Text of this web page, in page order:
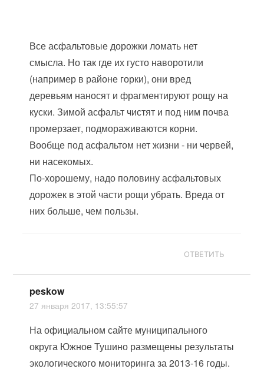
Все асфальтовые дорожки ломать нет
смысла. Но так где их густо наворотили
(например в районе горки), они вред
деревьям наносят и фрагментируют рощу на
куски. Зимой асфальт чистят и под ним почва
промерзает, подмораживаются корни.
Вообще под асфальтом нет жизни - ни червей,
ни насекомых.
По-хорошему, надо половину асфальтовых
дорожек в этой части рощи убрать. Вреда от
них больше, чем пользы.
ОТВЕТИТЬ
peskow
27 января 2017, 13:55:57
На официальном сайте муниципального
округа Южное Тушино размещены результаты
экологического мониторинга за 2013-16 годы.